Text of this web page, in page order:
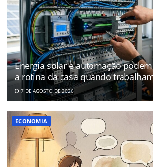
Energia solar e automação
a rotina da casa quando
7 DE AGOSTO DE 2026
ECONOMIA